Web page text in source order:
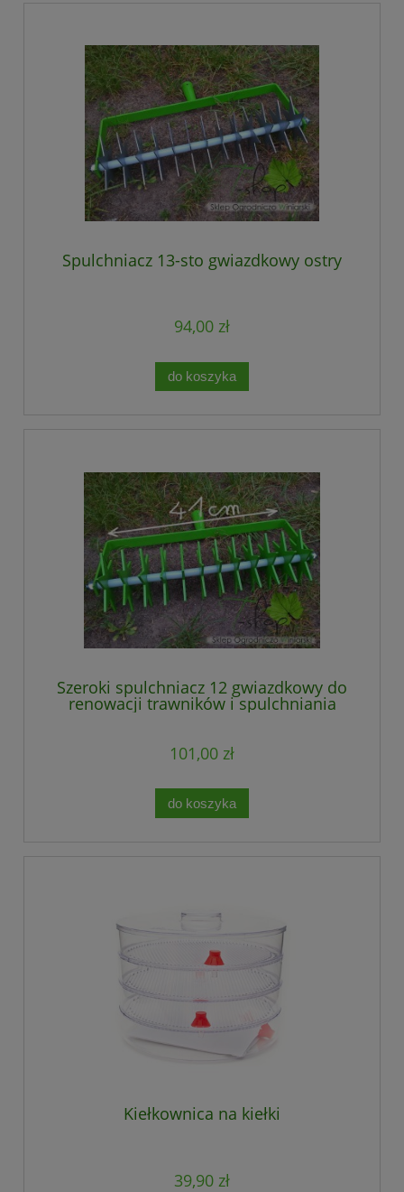
Spulchniacz 13-sto gwiazdkowy ostry
94,00 zł
do koszyka
Szeroki spulchniacz 12 gwiazdkowy do
renowacji trawników i spulchniania
101,00 zł
do koszyka
Kiełkownica na kiełki
39,90 zł